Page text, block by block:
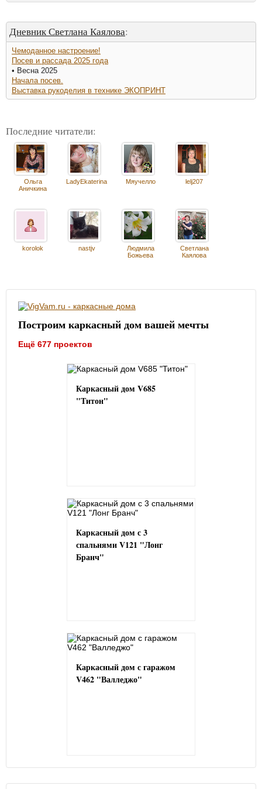
Дневник Светлана Каялова:
Чемоданное настроение!
Посев и рассада 2025 года
• Весна 2025
Начала посев.
Выставка рукоделия в технике ЭКОПРИНТ
Последние читатели:
Ольга
Аничкина
LadyEkaterina Мяучелло lelj207
korolok nastjv
Людмила
Божьева
Светлана
Каялова
Построим каркасный дом вашей мечты
Ещё 677 проектов
Каркасный дом V685
"Титон"
Каркасный дом с 3
спальнями V121 "Лонг
Бранч"
Каркасный дом с гаражом
V462 "Валледжо"